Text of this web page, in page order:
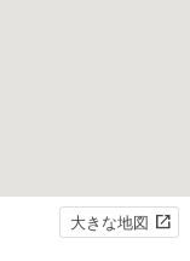
大きな地図